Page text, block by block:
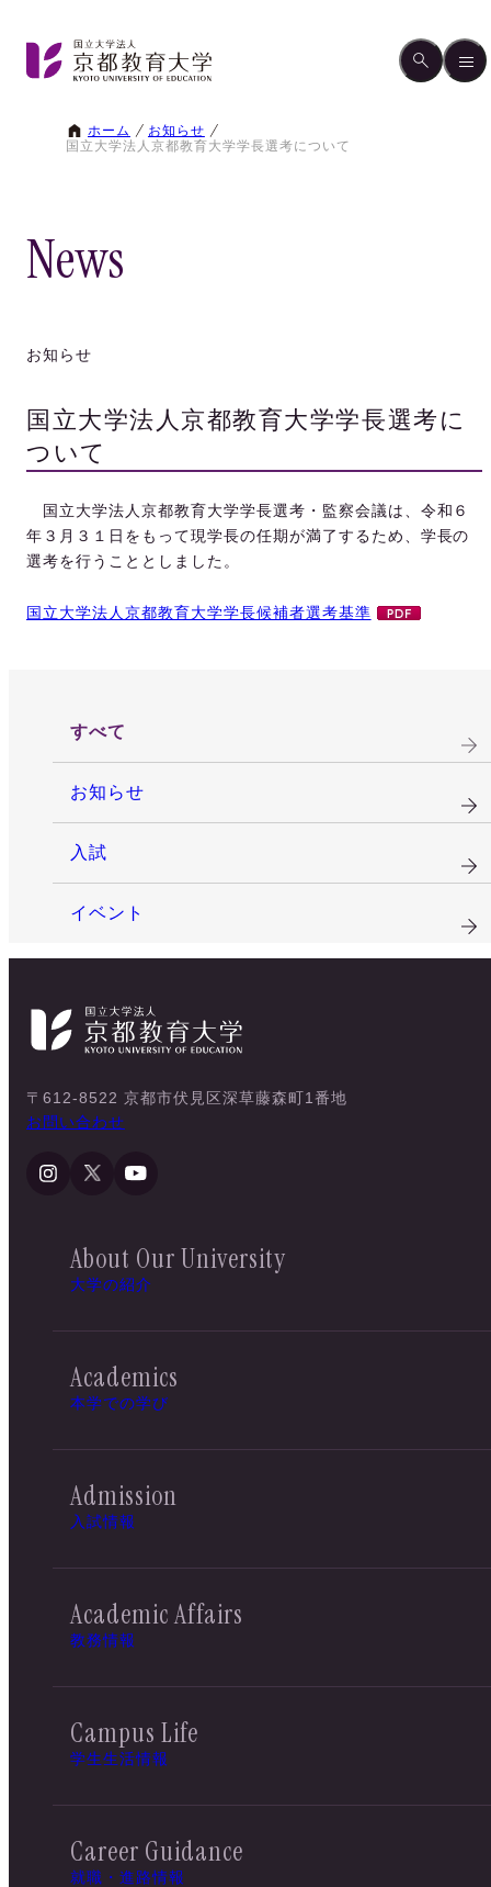
ホーム
お知らせ
国立大学法人京都教育大学学長選考について
News
お知らせ
国立大学法人京都教育大学学長選考に
ついて
国立大学法人京都教育大学学長選考・監察会議は、令和６
年３月３１日をもって現学長の任期が満了するため、学長の
選考を行うこととしました。
国立大学法人京都教育大学学長候補者選考基準
すべて
お知らせ
入試
イベント
〒612-8522 京都市伏見区深草藤森町1番地
お問い合わせ
About Our University
大学の紹介
Academics
本学での学び
Admission
入試情報
Academic Affairs
教務情報
Campus Life
学生生活情報
Career Guidance
就職・進路情報